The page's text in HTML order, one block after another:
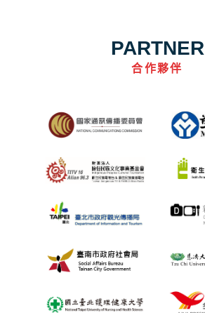
PARTNER
合作夥伴